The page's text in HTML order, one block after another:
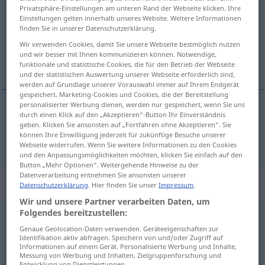
Übersicht aller Übersetzungen
(Für mehr Details die Übersetzung anklicken/antippen)
wenig, ein wenig, ein bisschen
wenig, einwenig, einbisschen,etwas lidt
„lidt“
lidt [lid]
Übersicht aller Übersetzungen
(Für mehr Details die Übersetzung anklicken/antippen)
Privatsphäre-Einstellungen am unteren Rand der Webseite klicken. Ihre
Einstellungen gelten innerhalb unseres Website. Weitere Informationen
finden Sie in unserer Datenschutzerklärung.
Wir verwenden Cookies, damit Sie unsere Webseite bestmöglich nutzen
und wir besser mit Ihnen kommunizieren können. Notwendige,
funktionale und statistische Cookies, die für den Betrieb der Webseite
und der statistischen Auswertung unserer Webseite erforderlich sind,
werden auf Grundlage unserer Vorauswahl immer auf Ihrem Endgerät
gespeichert. Marketing-Cookies und Cookies, die der Bereitstellung
personalisierter Werbung dienen, werden nur gespeichert, wenn Sie uns
durch einen Klick auf den „Akzeptieren“-Button Ihr Einverständnis
geben. Klicken Sie ansonsten auf „Fortfahren ohne Akzeptieren“. Sie
können Ihre Einwilligung jederzeit für zukünftige Besuche unserer
Webseite widerrufen. Wenn Sie weitere Informationen zu den Cookies
und den Anpassungsmöglichkeiten möchten, klicken Sie einfach auf den
Button „Mehr Optionen“. Weitergehende Hinweise zu der
Datenverarbeitung entnehmen Sie ansonsten unserer
Datenschutzerklärung. Hier finden Sie unserImpressum.
Wir und unsere Partner verarbeiten Daten, um
Folgendes bereitzustellen:
Genaue Geolocation-Daten verwenden. Geräteeigenschaften zur
Identifikation aktiv abfragen. Speichern von und/oder Zugriff auf
Informationen auf einem Gerät. Personalisierte Werbung und Inhalte,
Messung von Werbung und Inhalten, Zielgruppenforschung und